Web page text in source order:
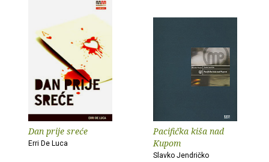
Dan prije sreće
Erri De Luca
Pacifička kiša nad
Kupom
Slavko Jendričko